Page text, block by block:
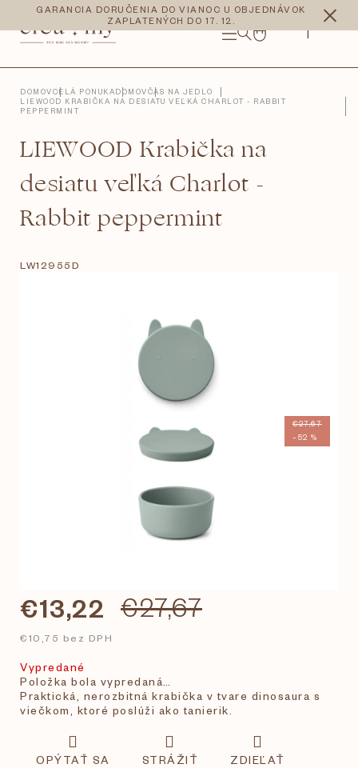
obsah
GARANCIA DORUČENIA DO VIANOC U OBJEDNÁVOK
ZAPLATENÝCH DO 17. 12.
NÁKUPNÝ
CZK EUR
DOMOVCELÁ PONUKADOMOVČAS NA JEDLO
LIEWOOD KRABIČKA NA DESIATU VEĽKÁ CHARLOT - RABBIT
PEPPERMINT
LIEWOOD Krabička na
desiatu veľká Charlot -
Rabbit peppermint
LW12955D
€27,67
–52 %
€27,67
€13,22
€10,75 bez DPH
Vypredané
Položka bola vypredaná…
Praktická, nerozbitná krabička v tvare dinosaura s
viečkom, ktoré poslúži ako tanierik.
OPÝTAŤ SA STRÁŽIŤ ZDIEĽAŤ